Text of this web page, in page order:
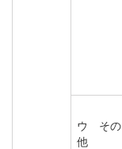
ウ その
他